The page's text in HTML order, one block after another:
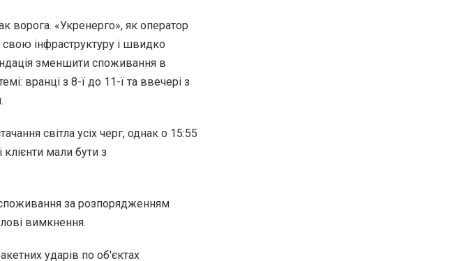
ворога. «Укренерго», як оператор
інфраструктуру і швидко
зменшити споживання в
вранці з 8-ї до 11-ї та ввечері з
світла усіх черг, однак о 15:55
мали бути з
за розпорядженням
вимкнення.
ударів по об'єктах